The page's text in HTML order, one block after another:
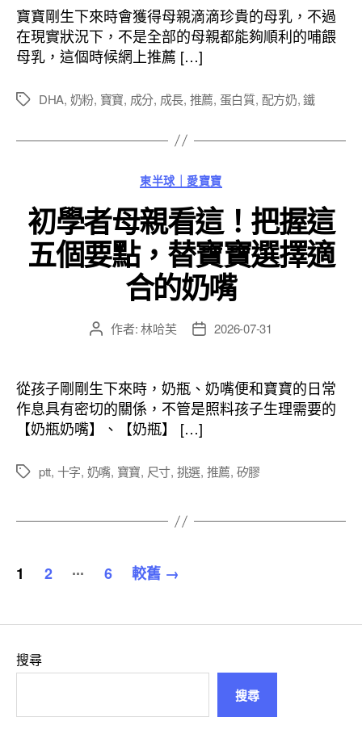
者
佈
日
期
寶寶剛生下來時會獲得母親滴滴珍貴的母乳，不過
在現實狀況下，不是全部的母親都能夠順利的哺餵
母乳，這個時候網上推薦 […]
標
DHA, 奶粉, 寶寶, 成分, 成長, 推薦, 蛋白質, 配方奶,鐵
分
類
東半球｜愛寶寶
初學者母親看這！把握這
五個要點，替寶寶選擇適
合的奶嘴
文
者
作者:林哈芙
文
佈
日
期
2026-07-31
從孩子剛剛生下來時，奶瓶、奶嘴便和寶寶的日常
作息具有密切的關係，不管是照料孩子生理需要的
【奶瓶奶嘴】、【奶瓶】 […]
標
ptt, 十字, 奶嘴, 寶寶, 尺寸, 挑選, 推薦, 矽膠
文
分
頁
1 2 ... 6 較舊 →
搜尋
搜尋